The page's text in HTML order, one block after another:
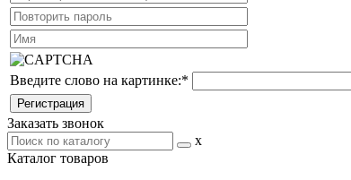
Введите слово на картинке:*
Заказать звонок
x
Каталог товаров